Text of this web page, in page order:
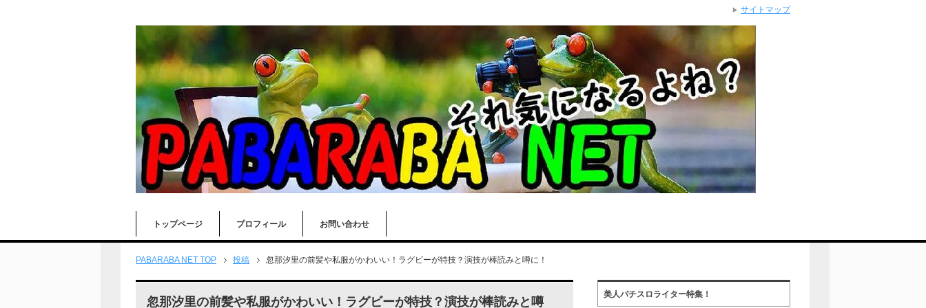
トップページ プロフィール お問い合わせ
PABARABA NET TOP 投稿 忽那汐里の前髪や私服がかわいい！ラグビーが特技？演技が棒読みと噂に！
忽那汐里の前髪や私服がかわいい！ラグビーが特技？演技が棒読みと噂
美人パチスロライター特集！
サイトマップ